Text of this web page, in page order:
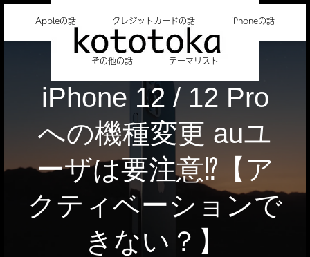
Appleの話 クレジットカードの話 iPhoneの話
その他の話 テーマリスト
【SIM交換必須？】
iPhone 12 / 12 Pro
への機種変更 auユ
ーザは要注意⁉︎【ア
クティベーションで
きない？】